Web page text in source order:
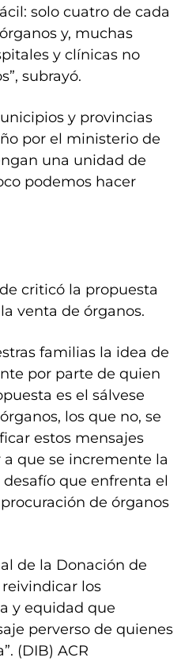
solo cuatro de cada
y, muchas
y clínicas no
subrayó.
y provincias
por el ministerio de
una unidad de
podemos hacer
criticó la propuesta
venta de órganos.
familias la idea de
por parte de quien
es el sálvese
los que no, se
estos mensajes
que se incremente la
que enfrenta el
de órganos
de la Donación de
los
y equidad que
perverso de quienes
(DIB) ACR